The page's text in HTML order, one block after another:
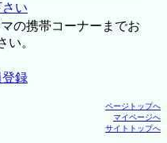
い
の携帯コーナーまでお
い。
登録
ページトップへ
マイページへ
サイトトップへ